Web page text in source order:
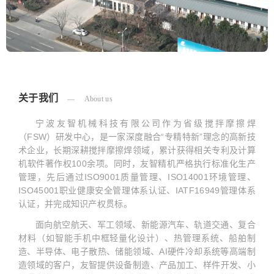
关于我们 About us
宁波友智机械科技有限公司作为省级搅拌摩擦焊
（FSW）研发中心，是一家深度融合“专精特新”理念的高新技
术企业，长期深耕搅拌摩擦焊领域，累计获得相关专利及计算
机软件著作权100余项。同时，友智精机严格执行标准化生产
管理，先后通过ISO9001质量管理、ISO14001环境管理、
ISO45001职业健康安全管理体系认证、IATF16949管理体系
认证，并完成知识产权贯标。
面向航空航天、军工领域、新能源汽车、轨道交通、复合
材料（如智能手机中框轻量化设计）、热管理系统、船舶制
造、半导体、电子散热、储能领域、AI硬件冷却系统等高端制
造领域的客户，友智提供设备制造、产品加工、样件开发、小